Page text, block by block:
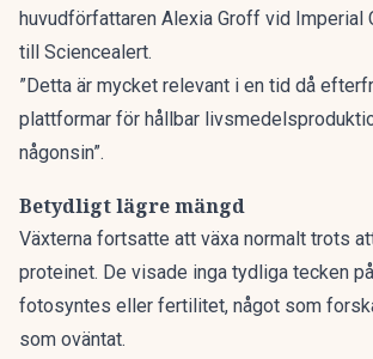
huvudförfattaren Alexia Groff vid Imperial
till Sciencealert.
”Detta är mycket relevant i en tid då
plattformar för hållbar
någonsin”.
Betydligt lägre mängd
Växterna fortsatte att växa normalt trots
proteinet. De visade inga tydliga tecken
fotosyntes eller fertilitet, något som
som oväntat.